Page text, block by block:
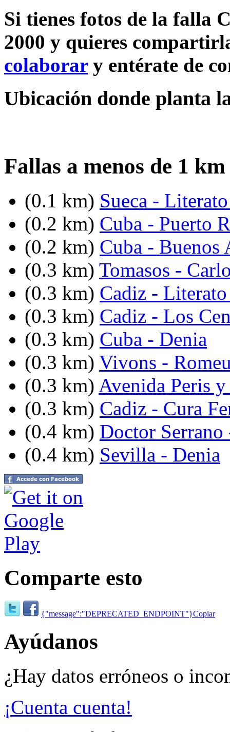
Si tienes fotos de la
2000 y quieres
colaborary entérate de
Ubicación donde planta
Fallas a menos de 1
(0.1 km) Sueca -
(0.2 km) Cuba - Puerto
(0.2 km) Cuba - Buenos
(0.3 km) Tomasos -
(0.3 km) Cadiz -
(0.3 km) Cadiz - Los
(0.3 km) Cuba - Denia
(0.3 km) Vivons -
(0.3 km) Avenida Peris
(0.3 km) Cadiz - Cura
(0.4 km) Doctor
(0.4 km) Sevilla - Denia
Comparte esto
{"message":"DEPRECATED_ENDPOINT"}Copiar
Ayúdanos
¿Hay datos erróneos o
¡Cuenta cuenta!